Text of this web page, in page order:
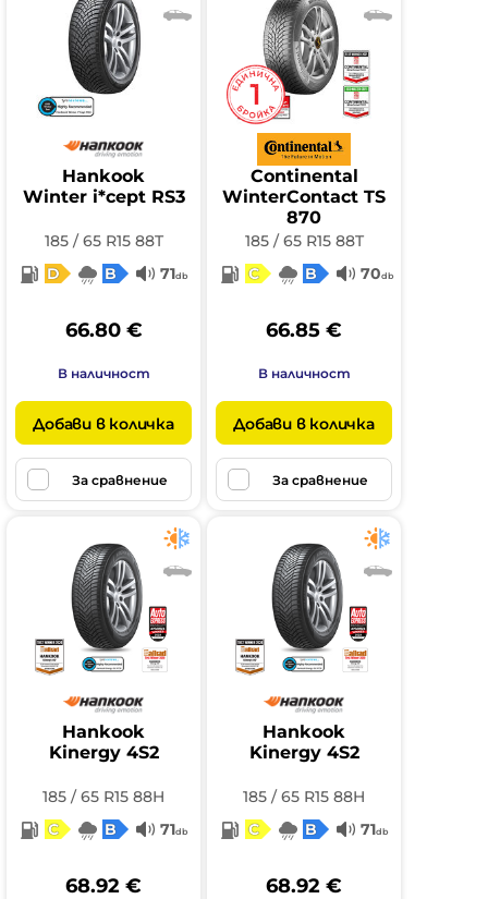
Hankook
Winter i*cept RS3
185 / 65 R15 88T
D
B 71db
66.80 €
В наличност
Добави в количка
За сравнение
Continental
WinterContact TS
870
185 / 65 R15 88T
C
B 70db
66.85 €
В наличност
Добави в количка
За сравнение
Hankook
Kinergy 4S2
185 / 65 R15 88H
C
B 71db
68.92 €
Hankook
Kinergy 4S2
185 / 65 R15 88H
C
B 71db
68.92 €